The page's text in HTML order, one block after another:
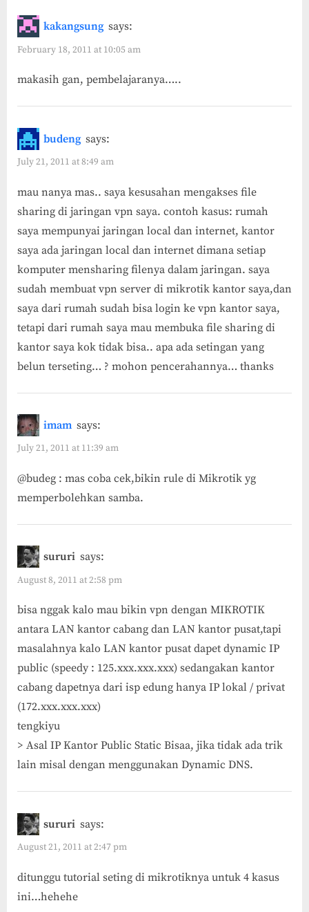
kakangsung says:
February 18, 2011 at 10:05 am
makasih gan, pembelajaranya…..
budeng says:
July 21, 2011 at 8:49 am
mau nanya mas.. saya kesusahan mengakses file
sharing di jaringan vpn saya. contoh kasus: rumah
saya mempunyai jaringan local dan internet, kantor
saya ada jaringan local dan internet dimana setiap
komputer mensharing filenya dalam jaringan. saya
sudah membuat vpn server di mikrotik kantor saya,dan
saya dari rumah sudah bisa login ke vpn kantor saya,
tetapi dari rumah saya mau membuka file sharing di
kantor saya kok tidak bisa.. apa ada setingan yang
belun terseting… ? mohon pencerahannya… thanks
imam says:
July 21, 2011 at 11:39 am
@budeg : mas coba cek,bikin rule di Mikrotik yg
memperbolehkan samba.
sururi says:
August 8, 2011 at 2:58 pm
bisa nggak kalo mau bikin vpn dengan MIKROTIK
antara LAN kantor cabang dan LAN kantor pusat,tapi
masalahnya kalo LAN kantor pusat dapet dynamic IP
public (speedy : 125.xxx.xxx.xxx) sedangakan kantor
cabang dapetnya dari isp edung hanya IP lokal / privat
(172.xxx.xxx.xxx)
tengkiyu
> Asal IP Kantor Public Static Bisaa, jika tidak ada trik
lain misal dengan menggunakan Dynamic DNS.
sururi says:
August 21, 2011 at 2:47 pm
ditunggu tutorial seting di mikrotiknya untuk 4 kasus
ini…hehehe